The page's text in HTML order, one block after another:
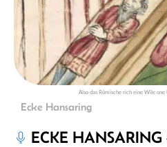
Also das Römische rich eine Wile
Ecke Hansaring
ECKE